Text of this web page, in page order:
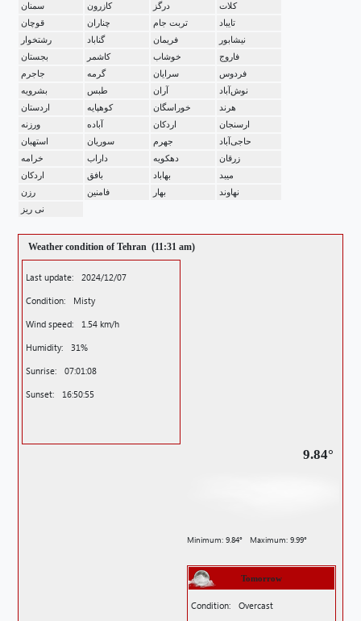
سمنان
کازرون درگز
کلات
قوچان
چناران تربت جام
تایباد
رشتخوار
گناباد فریمان
نیشابور
بجستان
کاشمر خوشاب
فاروج
جاجرم
گرمه سرایان
فردوس
بشرویه
طبس آران
نوش‌آباد
اردستان
کوهپایه خوراسگان
هرند
ورزنه
آباده اردکان
ارسنجان
استهبان
سوریان جهرم
حاجی‌آباد
خرامه
داراب دهکویه
زرقان
اردکان
بافق بهاباد
میبد
رزن
فامنین بهار
نهاوند
نی ریز
Weather condition of Tehran (11:31 am)
Last update:
2024/12/07
Condition:
Misty
Wind speed:
1.54 km/h
Humidity:
31%
Sunrise:
07:01:08
Sunset:
16:50:55
9.84°
Minimum: 9.84°Maximum: 9.99°
Tomorrow
Condition: Overcast